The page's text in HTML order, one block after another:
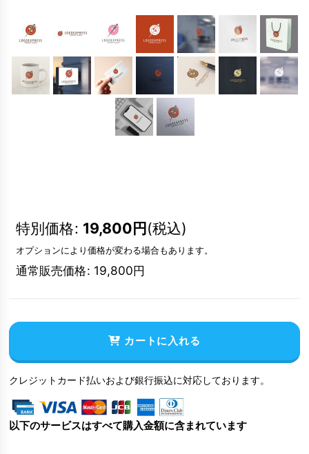
特別価格: 19,800円(税込)
オプションにより価格が変わる場合もあります。
通常販売価格: 19,800円
カートに入れる
クレジットカード払いおよび銀行振込に対応しております。
以下のサービスはすべて購入金額に含まれています